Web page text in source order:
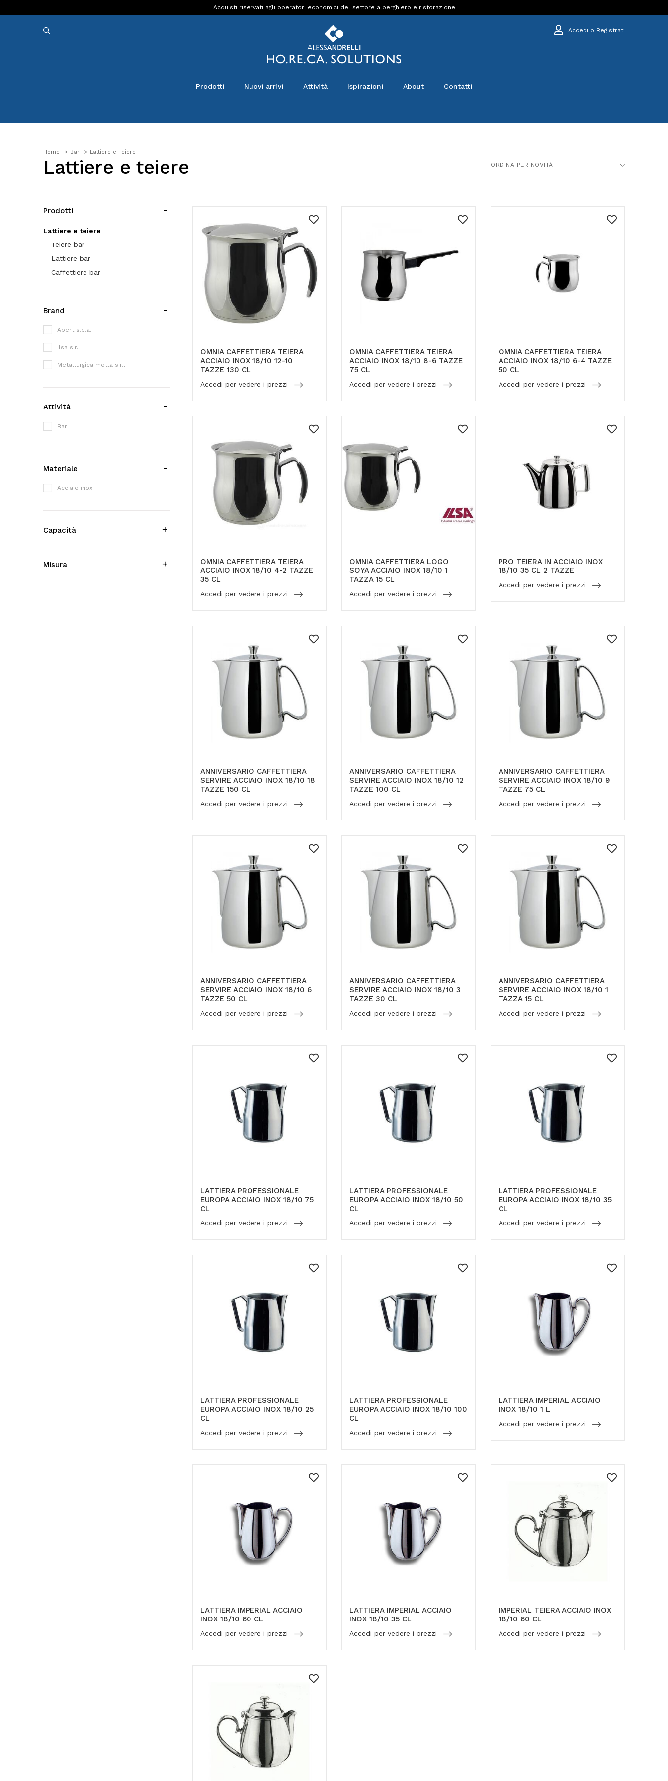
Acquisti riservati agli operatori economici del settore alberghiero e ristorazione
Accedi o Registrati
Prodotti Nuovi arrivi Attività Ispirazioni About Contatti
Home Bar Lattiere e Teiere
Lattiere e teiere ORDINA PER NOVITÀ
Prodotti
Lattiere e teiere
Teiere bar
Lattiere bar
Caffettiere bar
Brand
Abert s.p.a.
Ilsa s.r.l.
Metallurgica motta s.r.l.
Attività
Bar
Materiale
Acciaio inox
Capacità
Misura
OMNIA CAFFETTIERA TEIERA
ACCIAIO INOX 18/10 12-10
TAZZE 130 CL
Accedi per vedere i prezzi
OMNIA CAFFETTIERA TEIERA
ACCIAIO INOX 18/10 8-6 TAZZE
75 CL
Accedi per vedere i prezzi
OMNIA CAFFETTIERA TEIERA
ACCIAIO INOX 18/10 6-4 TAZZE
50 CL
Accedi per vedere i prezzi
OMNIA CAFFETTIERA TEIERA
ACCIAIO INOX 18/10 4-2 TAZZE
35 CL
Accedi per vedere i prezzi
OMNIA CAFFETTIERA LOGO
SOYA ACCIAIO INOX 18/10 1
TAZZA 15 CL
Accedi per vedere i prezzi
PRO TEIERA IN ACCIAIO INOX
18/10 35 CL 2 TAZZE
Accedi per vedere i prezzi
ANNIVERSARIO CAFFETTIERA
SERVIRE ACCIAIO INOX 18/10 18
TAZZE 150 CL
Accedi per vedere i prezzi
ANNIVERSARIO CAFFETTIERA
SERVIRE ACCIAIO INOX 18/10 12
TAZZE 100 CL
Accedi per vedere i prezzi
ANNIVERSARIO CAFFETTIERA
SERVIRE ACCIAIO INOX 18/10 9
TAZZE 75 CL
Accedi per vedere i prezzi
ANNIVERSARIO CAFFETTIERA
SERVIRE ACCIAIO INOX 18/10 6
TAZZE 50 CL
Accedi per vedere i prezzi
ANNIVERSARIO CAFFETTIERA
SERVIRE ACCIAIO INOX 18/10 3
TAZZE 30 CL
Accedi per vedere i prezzi
ANNIVERSARIO CAFFETTIERA
SERVIRE ACCIAIO INOX 18/10 1
TAZZA 15 CL
Accedi per vedere i prezzi
LATTIERA PROFESSIONALE
EUROPA ACCIAIO INOX 18/10 75
CL
Accedi per vedere i prezzi
LATTIERA PROFESSIONALE
EUROPA ACCIAIO INOX 18/10 50
CL
Accedi per vedere i prezzi
LATTIERA PROFESSIONALE
EUROPA ACCIAIO INOX 18/10 35
CL
Accedi per vedere i prezzi
LATTIERA PROFESSIONALE
EUROPA ACCIAIO INOX 18/10 25
CL
Accedi per vedere i prezzi
LATTIERA PROFESSIONALE
EUROPA ACCIAIO INOX 18/10 100
CL
Accedi per vedere i prezzi
LATTIERA IMPERIAL ACCIAIO
INOX 18/10 1 L
Accedi per vedere i prezzi
LATTIERA IMPERIAL ACCIAIO
INOX 18/10 60 CL
Accedi per vedere i prezzi
LATTIERA IMPERIAL ACCIAIO
INOX 18/10 35 CL
Accedi per vedere i prezzi
IMPERIAL TEIERA ACCIAIO INOX
18/10 60 CL
Accedi per vedere i prezzi